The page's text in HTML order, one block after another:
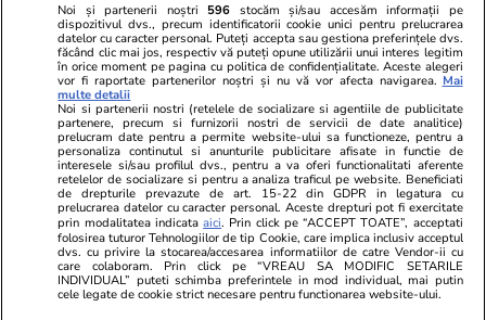
Mediafax.ro
Țara din Europa unde benzina
este cea mai ieftină: diferențe
uriașe față de restul UE
StirileKanalD.ro
Femeie
făcea plajă:
Noi și partenerii noștri 596 stocăm și/sau accesăm informații pe
dispozitivul dvs., precum identificatorii cookie unici pentru prelucrarea
datelor cu caracter personal. Puteți accepta sau gestiona preferințele dvs.
făcând clic mai jos, respectiv vă puteți opune utilizării unui interes legitim
în orice moment pe pagina cu politica de confidențialitate. Aceste alegeri
vor fi raportate partenerilor noștri și nu vă vor afecta navigarea. Mai
multe detalii
Noi si partenerii nostri (retelele de socializare si agentiile de publicitate
partenere, precum si furnizorii nostri de servicii de date analitice)
prelucram date pentru a permite website-ului sa functioneze, pentru a
personaliza continutul si anunturile publicitare afisate in functie de
interesele si/sau profilul dvs., pentru a va oferi functionalitati aferente
retelelor de socializare si pentru a analiza traficul pe website. Beneficiati
de drepturile prevazute de art. 15-22 din GDPR in legatura cu
prelucrarea datelor cu caracter personal. Aceste drepturi pot fi exercitate
prin modalitatea indicataaici. Prin click pe “ACCEPT TOATE”, acceptati
folosirea tuturor Tehnologiilor de tip Cookie, care implica inclusiv acceptul
dvs. cu privire la stocarea/accesarea informatiilor de catre Vendor-ii cu
care colaboram. Prin click pe “VREAU SA MODIFIC SETARILE
INDIVIDUAL” puteti schimba preferintele in mod individual, mai putin
cele legate de cookie strict necesare pentru functionarea website-ului.